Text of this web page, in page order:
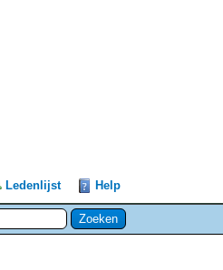
Ledenlijst Help